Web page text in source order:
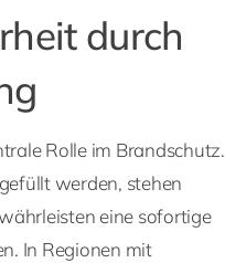
durch
Rolle im Brandschutz.
werden, stehen
eine sofortige
In Regionen mit